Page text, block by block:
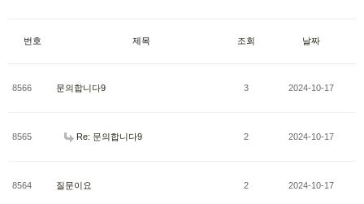
번호 제목 조회 날짜
8566 문의합니다9 3 2024-10-17
8565 Re: 문의합니다9 2 2024-10-17
8564 질문이요 2 2024-10-17